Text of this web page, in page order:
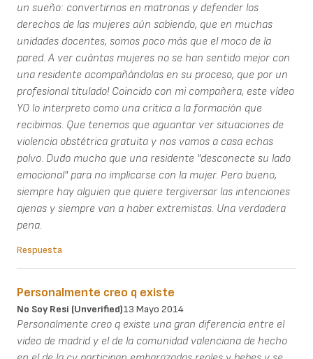
un sueño: convertirnos en matronas y defender los
derechos de las mujeres aún sabiendo, que en muchas
unidades docentes, somos poco más que el moco de la
pared. A ver cuántas mujeres no se han sentido mejor con
una residente acompañándolas en su proceso, que por un
profesional titulado! Coincido con mi compañera, este vídeo
YO lo interpreto como una crítica a la formación que
recibimos. Que tenemos que aguantar ver situaciones de
violencia obstétrica gratuita y nos vamos a casa echas
polvo. Dudo mucho que una residente "desconecte su lado
emocional" para no implicarse con la mujer. Pero bueno,
siempre hay alguien que quiere tergiversar las intenciones
ajenas y siempre van a haber extremistas. Una verdadera
pena.
Respuesta
Personalmente creo q existe
No Soy Resi (unverified)13 Mayo 2014
Personalmente creo q existe una gran diferencia entre el
video de madrid y el de la comunidad valenciana de hecho